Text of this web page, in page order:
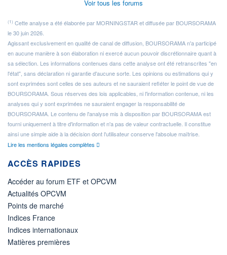
Voir tous les forums
(1) Cette analyse a été élaborée par MORNINGSTAR et diffusée par BOURSORAMA
le 30 juin 2026.
Agissant exclusivement en qualité de canal de diffusion, BOURSORAMA n'a participé
en aucune manière à son élaboration ni exercé aucun pouvoir discrétionnaire quant à
sa sélection. Les informations contenues dans cette analyse ont été retranscrites "en
l'état", sans déclaration ni garantie d'aucune sorte. Les opinions ou estimations qui y
sont exprimées sont celles de ses auteurs et ne sauraient refléter le point de vue de
BOURSORAMA. Sous réserves des lois applicables, ni l'information contenue, ni les
analyses qui y sont exprimées ne sauraient engager la responsabilité de
BOURSORAMA. Le contenu de l'analyse mis à disposition par BOURSORAMA est
fourni uniquement à titre d'information et n'a pas de valeur contractuelle. Il constitue
ainsi une simple aide à la décision dont l'utilisateur conserve l'absolue maîtrise.
Lire les mentions légales complètes
ACCÈS RAPIDES
Accéder au forum ETF et OPCVM
Actualités OPCVM
Points de marché
Indices France
Indices internationaux
Matières premières